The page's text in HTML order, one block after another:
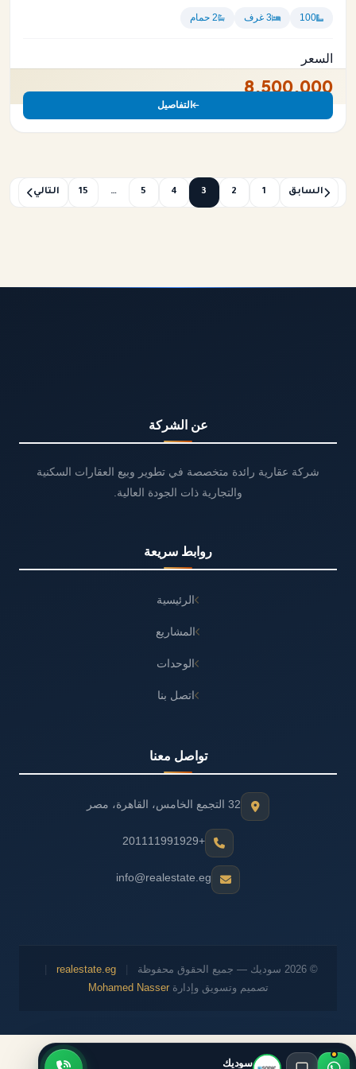
100 3 غرف 2 حمام
السعر
8,500,000
التفاصيل
السابق 1
2
3
4
5
…
15 التالي
عن الشركة
شركة عقارية رائدة متخصصة في تطوير وبيع العقارات السكنية
والتجارية ذات الجودة العالية.
روابط سريعة
الرئيسية
المشاريع
الوحدات
اتصل بنا
تواصل معنا
32 التجمع الخامس، القاهرة، مصر
+201111991929
info@realestate.eg
© 2026 سوديك — جميع الحقوق محفوظة realestate.eg
تصميم وتسويق وإدارةMohamed Nasser
سوديك